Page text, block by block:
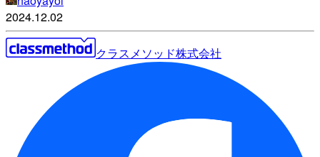
2024.12.02
クラスメソッド株式会社